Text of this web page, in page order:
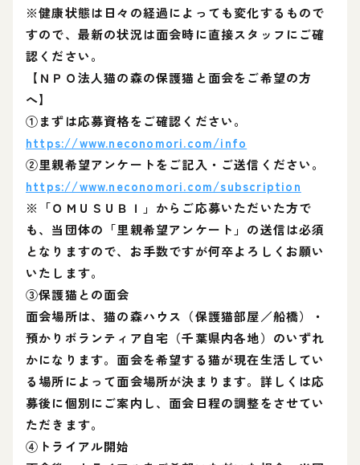
※健康状態は日々の経過によっても変化するもので
すので、最新の状況は面会時に直接スタッフにご確
認ください。
【ＮＰＯ法人猫の森の保護猫と面会をご希望の方
へ】
①まずは応募資格をご確認ください。
https://www.neconomori.com/info
②里親希望アンケートをご記入・ご送信ください。
https://www.neconomori.com/subscription
※「ＯＭＵＳＵＢＩ」からご応募いただいた方で
も、当団体の「里親希望アンケート」の送信は必須
となりますので、お手数ですが何卒よろしくお願い
いたします。
③保護猫との面会
面会場所は、猫の森ハウス（保護猫部屋／船橋）・
預かりボランティア自宅（千葉県内各地）のいずれ
かになります。面会を希望する猫が現在生活してい
る場所によって面会場所が決まります。詳しくは応
募後に個別にご案内し、面会日程の調整をさせてい
ただきます。
④トライアル開始